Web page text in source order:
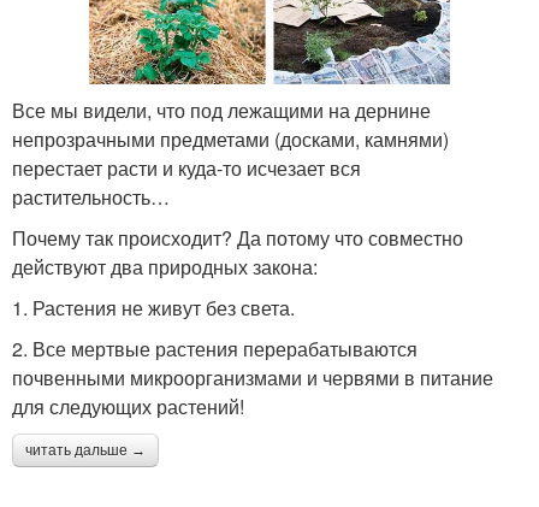
Все мы видели, что под лежащими на дернине
непрозрачными предметами (досками, камнями)
перестает расти и куда-то исчезает вся
растительность…
Почему так происходит? Да потому что совместно
действуют два природных закона:
1. Растения не живут без света.
2. Все мертвые растения перерабатываются
почвенными микроорганизмами и червями в питание
для следующих растений!
читать дальше →